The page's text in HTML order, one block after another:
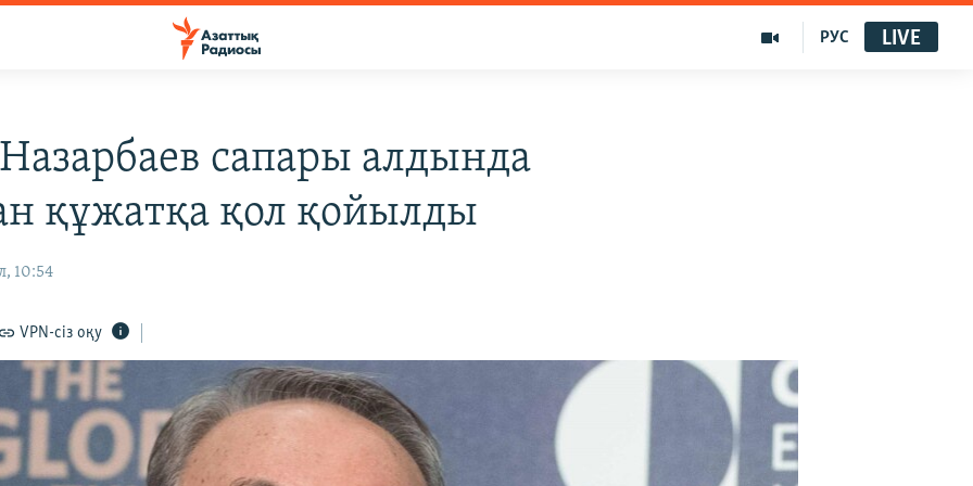
РУС LIVE
сапары алдында
құжатқа қол қойылды
10:54
VPN-сіз оқу